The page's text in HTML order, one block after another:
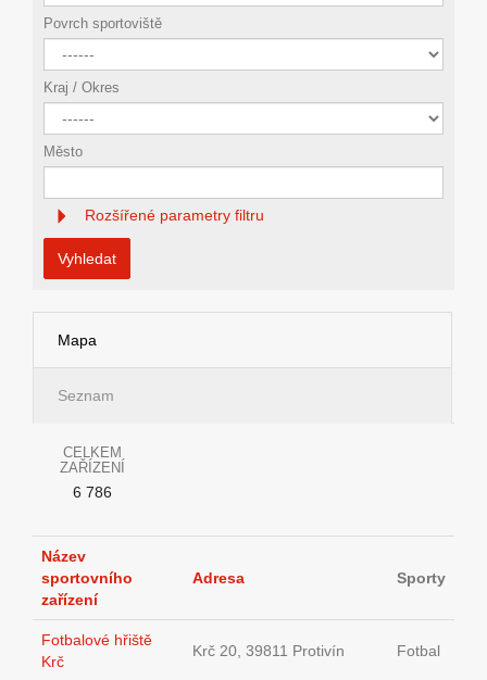
Povrch sportoviště
Kraj / Okres
Město
Rozšířené parametry filtru
Vyhledat
Mapa
Seznam
CELKEM
ZAŘÍZENÍ
6 786
Název
sportovního
zařízení
Adresa Sporty
Fotbalové hřiště
Krč
Krč 20, 39811 Protivín Fotbal